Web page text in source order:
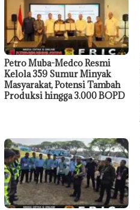
Petro Muba-Medco Resmi
Kelola 359 Sumur Minyak
Masyarakat, Potensi Tambah
Produksi hingga 3.000 BOPD